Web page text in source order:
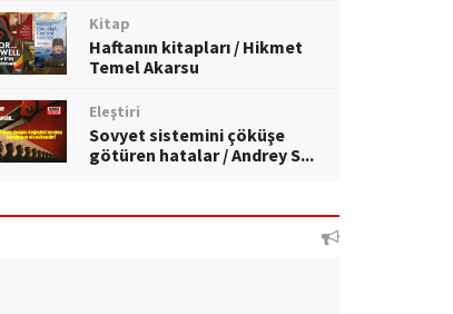
Kitap
Haftanın kitapları / Hikmet
Temel Akarsu
Eleştiri
Sovyet sistemini çöküşe
götüren hatalar / Andrey S...